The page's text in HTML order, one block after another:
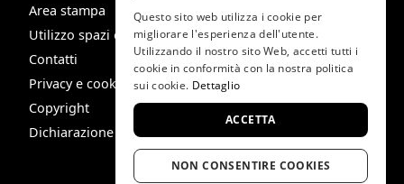
Area stampa
Utilizzo spazi e immagini
Contatti
Privacy e cookie policy
Copyright
Dichiarazione di Accessibilità
GERMAN
FRENCH
Questo sito web utilizza i cookie per
migliorare l'esperienza dell'utente.
Utilizzando il nostro sito Web, accetti tutti i
cookie in conformità con la nostra politica
sui cookie. Dettaglio
ACCETTA
NON CONSENTIRE COOKIES